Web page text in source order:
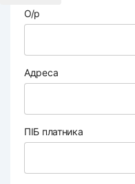
О/р
Адреса
ПІБ платника